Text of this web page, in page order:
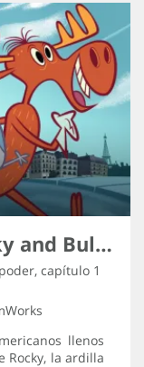
The Adventures of Rocky and Bullwinkle
capítulo 1
llenos
Rocky, la ardilla